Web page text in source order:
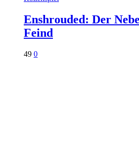
Enshrouded: Der
Feind
49 0